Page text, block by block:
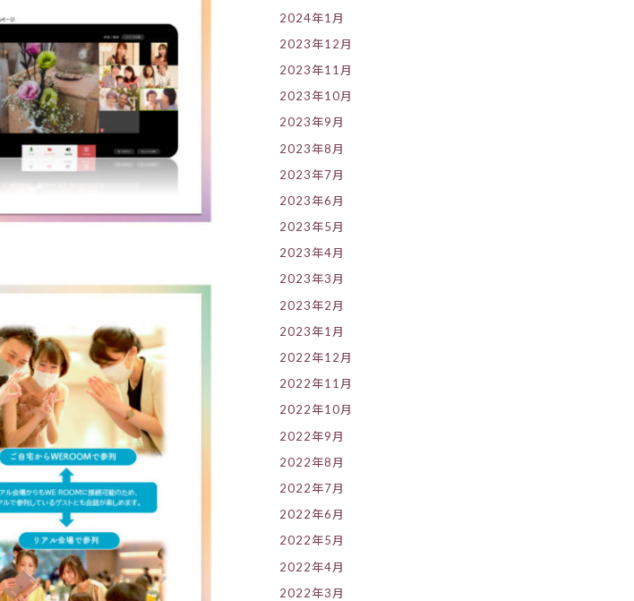
2024年1月
2023年12月
2023年11月
2023年10月
2023年9月
2023年8月
2023年7月
2023年6月
2023年5月
2023年4月
2023年3月
2023年2月
2023年1月
2022年12月
2022年11月
2022年10月
2022年9月
2022年8月
2022年7月
2022年6月
2022年5月
2022年4月
2022年3月